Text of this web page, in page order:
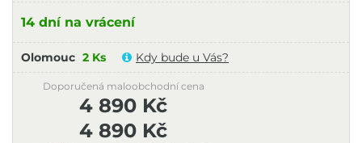
14 dní na vrácení
Olomouc 2 Ks Kdy bude u Vás?
4 890 Kč
Doporučená maloobchodní cena
4 890 Kč